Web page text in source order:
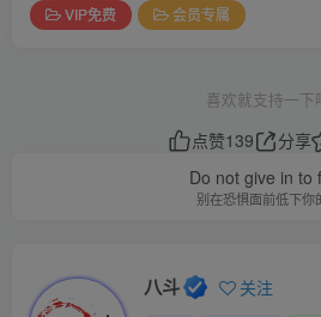
VIP免费 会员专属
喜欢就支持一下
点赞139 分享
Do not give in to
别在恐惧面前低下你
八斗 关注